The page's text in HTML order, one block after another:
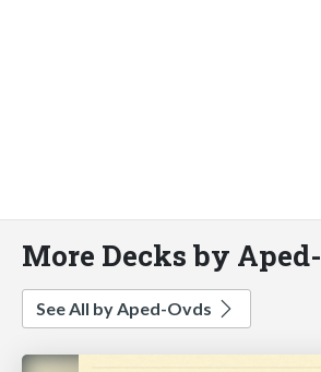
More Decks by
See All by Aped-Ovds